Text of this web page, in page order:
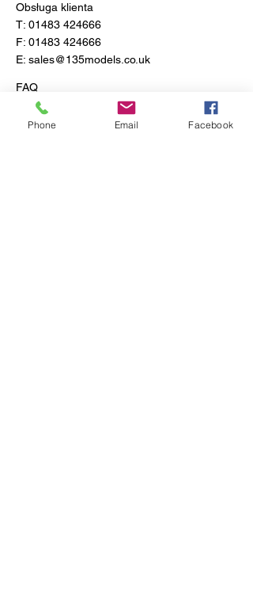
Obsługa klienta
T: 01483 424666
F: 01483 424666
E: sales@135models.co.uk
FAQ
Dostawa i zwroty
Zasady sklepu
Phone Email Facebook